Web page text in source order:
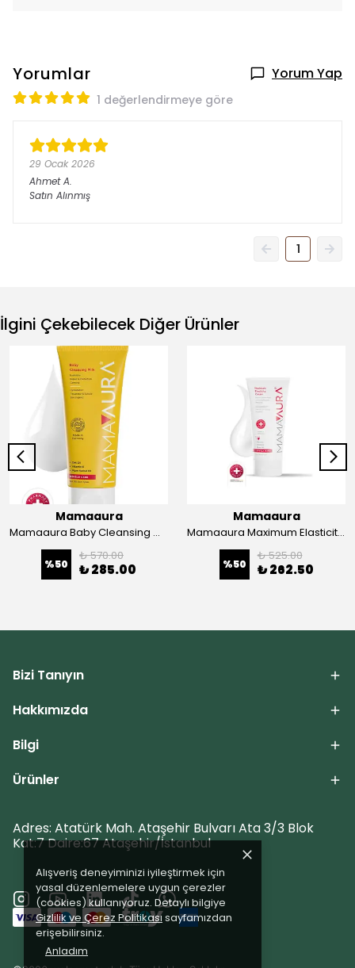
Alışveriş deneyiminizi iyileştirmek için
yasal düzenlemelere uygun çerezler
(cookies) kullanıyoruz. Detaylı bilgiye
Gizlilik ve Çerez Politikasısayfamızdan
erişebilirsiniz.
Anladım
Yorumlar Yorum Yap
1 değerlendirmeye göre
29 Ocak 2026
Ahmet A.
Satın Alınmış
1
İlgini Çekebilecek Diğer Ürünler
Mamaaura
Mamaaura Baby Cleansing Milk
%50
₺ 570.00
₺ 285.00
Mamaaura
Mamaaura Maximum Elasticity Cream
%50
₺ 525.00
₺ 262.50
Bizi Tanıyın
Hakkımızda
Bilgi
Ürünler
Adres: Atatürk Mah. Ataşehir Bulvarı Ata 3/3 Blok
Kat:7 Daire:67 Ataşehir/İstanbul